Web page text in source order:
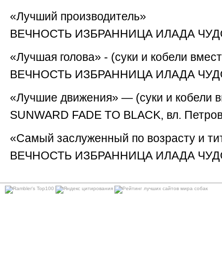
«Лучший производитель»
ВЕЧНОСТЬ ИЗБРАННИЦА ИЛАДА ЧУДО,
«Лучшая голова» - (суки и кобели
ВЕЧНОСТЬ ИЗБРАННИЦА ИЛАДА ЧУДО,
«Лучшие движения» — (суки и кобели
SUNWARD FADE TO BLACK, вл.
«Самый заслуженный по возрасту и
ВЕЧНОСТЬ ИЗБРАННИЦА ИЛАДА ЧУДО,